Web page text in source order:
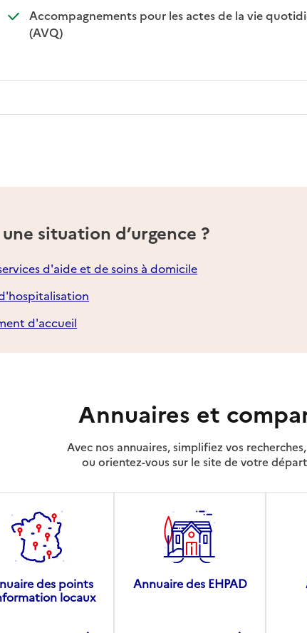
Accompagnements pour les actes de la vie
(AVQ)
: disponible
: non disponible
situation d’urgence ?
d'aide et de soins à domicile
d'accueil
Annuaires et
Avec nos annuaires, simplifiez vos
ou orientez-vous sur le site de votre
des points
locaux
Annuaire des EHPAD